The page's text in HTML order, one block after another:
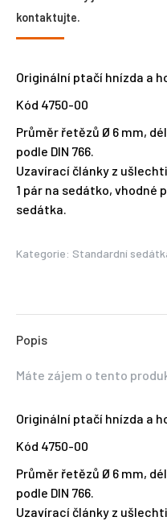
kontaktujte.
Originální ptačí hnízda a
Kód 4750-00
Průměr řetězů Ø 6 mm,
podle DIN 766.
Uzavírací články z
1 pár na sedátko, vhodné
sedátka.
Kategorie: Standardní
Popis
Máte zájem o tento
Originální ptačí hnízda a
Kód 4750-00
Průměr řetězů Ø 6 mm,
podle DIN 766.
Uzavírací články z